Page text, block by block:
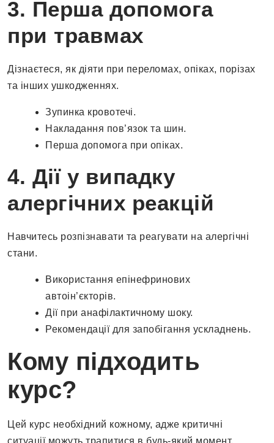
3. Перша допомога
при травмах
Дізнаєтеся, як діяти при переломах, опіках, порізах
та інших ушкодженнях.
Зупинка кровотечі.
Накладання пов’язок та шин.
Перша допомога при опіках.
4. Дії у випадку
алергічних реакцій
Навчитесь розпізнавати та реагувати на алергічні
стани.
Використання епінефринових
автоін’єкторів.
Дії при анафілактичному шоку.
Рекомендації для запобігання ускладнень.
Кому підходить
курс?
Цей курс необхідний кожному, адже критичні